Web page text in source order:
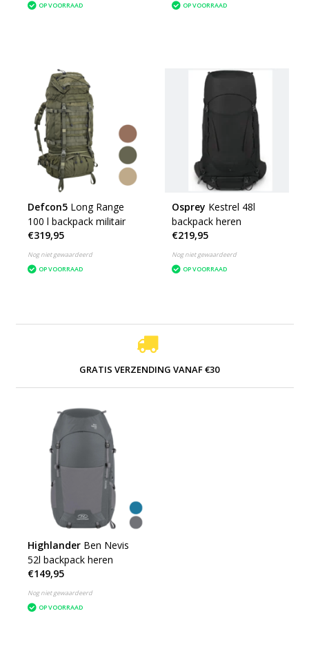
OP VOORRAAD
OP VOORRAAD
Defcon5 Long Range
100 l backpack militair
€319,95
Nog niet gewaardeerd
OP VOORRAAD
Osprey Kestrel 48l
backpack heren
€219,95
Nog niet gewaardeerd
OP VOORRAAD
GRATIS VERZENDING VANAF €30
Highlander Ben Nevis
52l backpack heren
€149,95
Nog niet gewaardeerd
OP VOORRAAD